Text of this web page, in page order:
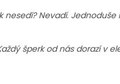
nesedí? Nevadí. Jednoduše
šperk od nás dorazí v